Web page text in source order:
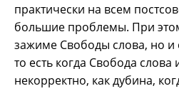
практически на всем
большие проблемы. При
зажиме Свободы слова, но и
то есть когда Свобода
некорректно, как дубина,